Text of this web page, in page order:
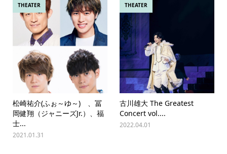
THEATER
松崎祐介(ふぉ～ゆ～) 、冨
岡健翔（ジャニーズJr.）、福
士...
2021.01.31
THEATER
古川雄大 The Greatest
Concert vol....
2022.04.01